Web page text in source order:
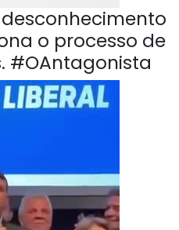
o processo de
#OAntagonista